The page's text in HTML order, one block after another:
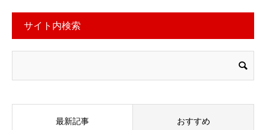
サイト内検索
最新記事 おすすめ